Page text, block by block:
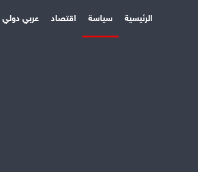
الرئيسية سياسة اقتصاد عربي دولي